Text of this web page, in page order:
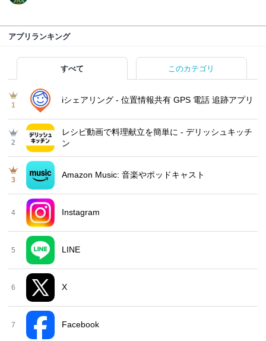
アプリランキング
すべて このカテゴリ
1
iシェアリング - 位置情報共有 GPS 電話 追跡アプリ
2
レシピ動画で料理献立を簡単‪に - デリッシュキッチ
ン
3
Amazon Music: 音楽やポッドキャスト
4 Instagram
5 LINE
6 X
7 Facebook